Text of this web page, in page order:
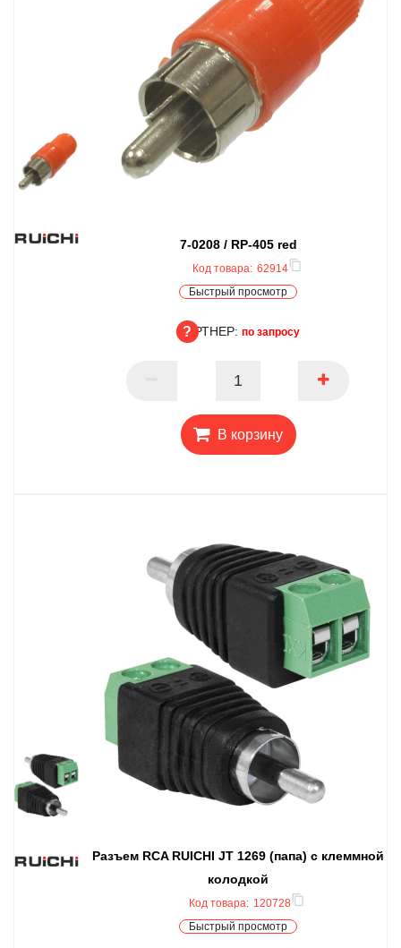
7-0208 / RP-405 red
Код товара: 62914
Быстрый просмотр
ПАРТНЕР: по запросу
В корзину
Разъем RCA RUICHI JT 1269 (папа) с клеммной
колодкой
Код товара: 120728
Быстрый просмотр